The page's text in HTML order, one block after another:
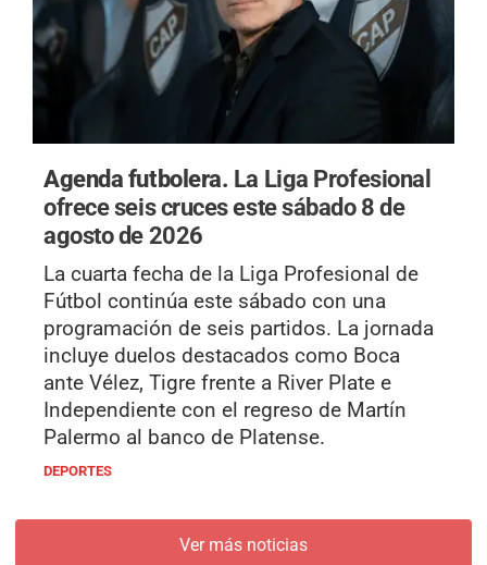
Agenda futbolera. La Liga Profesional
ofrece seis cruces este sábado 8 de
agosto de 2026
La cuarta fecha de la Liga Profesional de
Fútbol continúa este sábado con una
programación de seis partidos. La jornada
incluye duelos destacados como Boca
ante Vélez, Tigre frente a River Plate e
Independiente con el regreso de Martín
Palermo al banco de Platense.
DEPORTES
Ver más noticias